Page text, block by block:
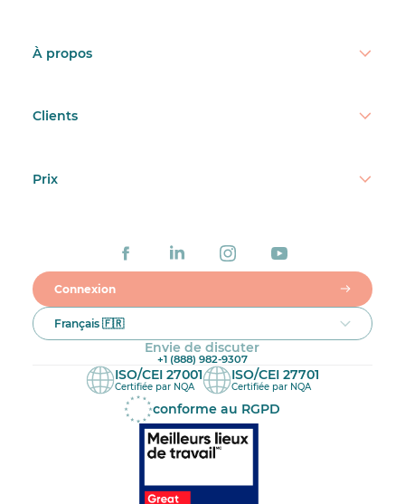
À propos
Clients
Prix
Connexion
Français 🇫🇷
Envie de discuter
+1 (888) 982-9307
ISO/CEI 27001
Certifiée par NQA
ISO/CEI 27701
Certifiée par NQA
conforme au RGPD